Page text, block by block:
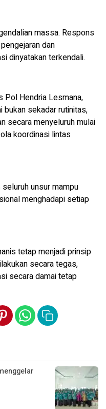
massa. Respons
dan
dinyatakan terkendali.
Pol Hendria Lesmana,
bukan sekadar rutinitas,
secara menyeluruh mulai
koordinasi lintas
unsur mampu
menghadapi setiap
tetap menjadi prinsip
secara tegas,
secara damai tetap